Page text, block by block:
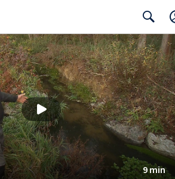
Search
9 min